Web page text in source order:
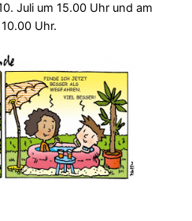
Juli um 15.00 Uhr und am
Uhr.